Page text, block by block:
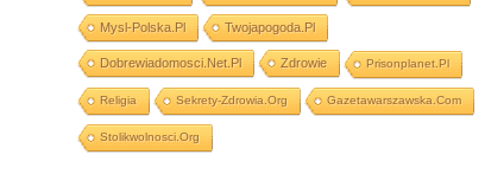
Mysl-Polska.pl Twojapogoda.pl
Dobrewiadomosci.net.pl Zdrowie Prisonplanet.pl
Religia Sekrety-Zdrowia.org Gazetawarszawska.com
Stolikwolnosci.org